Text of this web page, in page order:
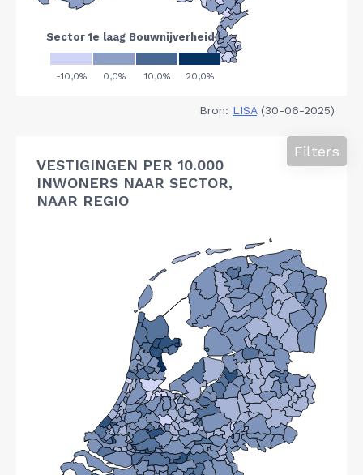
Bron: LISA(30-06-2025)
VESTIGINGEN PER 10.000
INWONERS NAAR SECTOR,
NAAR REGIO
Filters